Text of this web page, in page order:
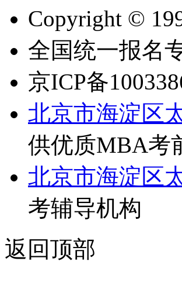
Copyright ©
全国统一报名
京ICP备
北京市海淀区
供优质MBA考
北京市海淀区
考辅导机构
返回顶部